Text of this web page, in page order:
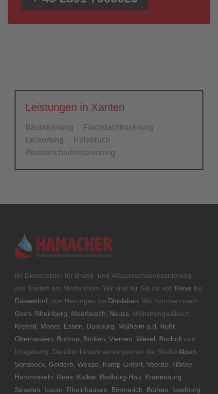
Leistungen in Xanten
Bautrocknung
Flachdachtrocknung
Leckortung
Rohrbruch
Wasserschadensanierung
Ihr Dienstleister für Brand- und Wasserschadensanierung
aus Xanten am Niederrhein. Wir sind für Sie da von Kleve bis
Düsseldorf , von Herongen bis Dinslaken . Wir kommen nach
Goch
Rheinberg Meerbusch Neuss , Mönchengladbach,
Krefeld
Moers Essen Duisburg Mülheim a.d. Ruhr,
Oberhausen
Bottrop Borken Viersen Wesel Bocholt und
Umgebung. Darüber hinaus versorgen wir die Städte Alpen
Sonsbeck Geldern Weeze Kamp-Linfort Voerde Hünxe
Hamminkeln
Rees Kalkar, Bedburg-Hau Kranenburg
Straelen
Issum Rheinhausen Emmerich Borken Isselburg